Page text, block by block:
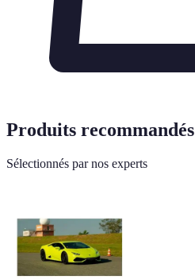
Produits recommandés
Sélectionnés par nos experts